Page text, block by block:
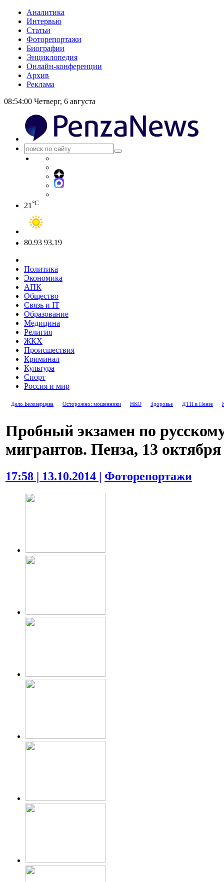
Аналитика
Интервью
Статьи
Фоторепортажи
Биографии
Энциклопедия
Онлайн-конференции
Архив
Реклама
08:54:01 Четверг, 6 августа
21 °C
80.93 93.19
Политика
Экономика
АПК
Общество
Связь и IT
Образование
Медицина
Религия
ЖКХ
Происшествия
Криминал
Культура
Спорт
Россия и мир
Дело Белозерцева Осторожно: мошенники НКО Здоровье ДТП в Пензе
Пробный экзамен по
мигрантов. Пенза, 13 октября
17:58 | 13.10.2014 | Фоторепортажи